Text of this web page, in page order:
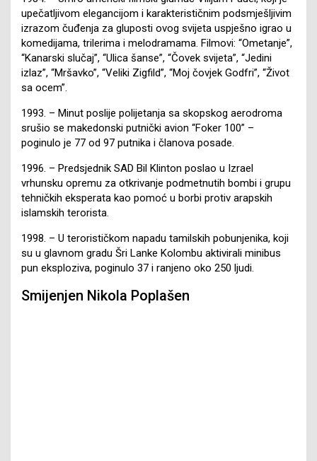
upečatljivom elegancijom i karakterističnim podsmješljivim
izrazom čuđenja za gluposti ovog svijeta uspješno igrao u
komedijama, trilerima i melodramama. Filmovi: “Ometanje”,
“Kanarski slučaj”, “Ulica šanse”, “Čovek svijeta”, “Jedini
izlaz”, “Mršavko”, “Veliki Zigfild”, “Moj čovjek Godfri”, “Život
sa ocem”.
1993. – Minut poslije polijetanja sa skopskog aerodroma
srušio se makedonski putnički avion “Foker 100” –
poginulo je 77 od 97 putnika i članova posade.
1996. – Predsjednik SAD Bil Klinton poslao u Izrael
vrhunsku opremu za otkrivanje podmetnutih bombi i grupu
tehničkih eksperata kao pomoć u borbi protiv arapskih
islamskih terorista.
1998. – U terorističkom napadu tamilskih pobunjenika, koji
su u glavnom gradu Šri Lanke Kolombu aktivirali minibus
pun eksploziva, poginulo 37 i ranjeno oko 250 ljudi.
Smijenjen Nikola Poplašen